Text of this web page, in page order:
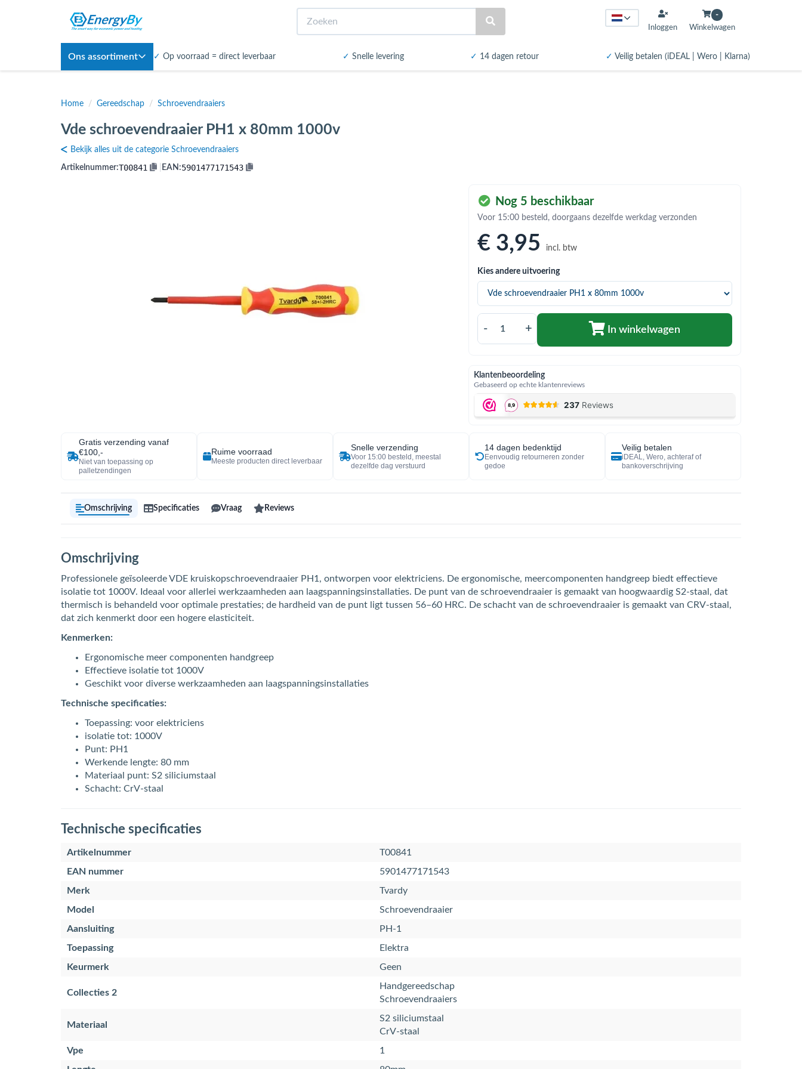
Inloggen
-
Winkelwagen
Ons assortiment ✓ Op voorraad = direct leverbaar ✓ Snelle levering ✓ 14 dagen retour ✓ Veilig betalen (iDEAL | Wero | Klarna)
Home / Gereedschap / Schroevendraaiers
Vde schroevendraaier PH1 x 80mm 1000v
Bekijk alles uit de categorie Schroevendraaiers
Artikelnummer:T00841 EAN:5901477171543
Nog 5 beschikbaar
Voor 15:00 besteld, doorgaans dezelfde werkdag verzonden
€ 3,95 incl. btw
Kies andere uitvoering
- + In winkelwagen
Klantenbeoordeling
Gebaseerd op echte klantenreviews
Gratis verzending vanaf
€100,-
Niet van toepassing op
palletzendingen
Ruime voorraad
Meeste producten direct leverbaar
Snelle verzending
Voor 15:00 besteld, meestal
dezelfde dag verstuurd
14 dagen bedenktijd
Eenvoudig retourneren zonder
gedoe
Veilig betalen
iDEAL, Wero, achteraf of
bankoverschrijving
Omschrijving Specificaties Vraag Reviews
Omschrijving
Professionele geïsoleerde VDE kruiskopschroevendraaier PH1, ontworpen voor elektriciens. De ergonomische, meercomponenten handgreep biedt effectieve
isolatie tot 1000V. Ideaal voor allerlei werkzaamheden aan laagspanningsinstallaties. De punt van de schroevendraaier is gemaakt van hoogwaardig S2-staal, dat
thermisch is behandeld voor optimale prestaties; de hardheid van de punt ligt tussen 56–60 HRC. De schacht van de schroevendraaier is gemaakt van CRV-staal,
dat zich kenmerkt door een hogere elasticiteit.
Kenmerken:
Ergonomische meer componenten handgreep
Effectieve isolatie tot 1000V
Geschikt voor diverse werkzaamheden aan laagspanningsinstallaties
Technische specificaties:
Toepassing: voor elektriciens
isolatie tot: 1000V
Punt: PH1
Werkende lengte: 80 mm
Materiaal punt: S2 siliciumstaal
Schacht: CrV-staal
Technische specificaties
Artikelnummer
T00841
EAN nummer
5901477171543
Merk
Tvardy
Model
Schroevendraaier
Aansluiting
PH-1
Toepassing
Elektra
Keurmerk
Geen
Collecties 2
Handgereedschap
Schroevendraaiers
Materiaal
S2 siliciumstaal
CrV-staal
Vpe
1